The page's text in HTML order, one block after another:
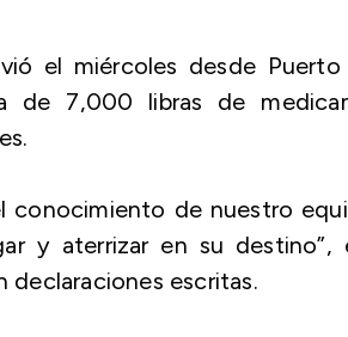
el miércoles desde
de 7,000 libras de
conocimiento de nuestro
y aterrizar en su destino”,
declaraciones escritas.